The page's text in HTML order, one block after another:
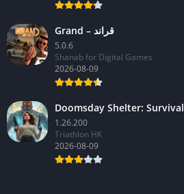
Grand – قراند
5.0.6
Shanab for Digital Games
2026-08-09
Doomsday Shelter: Survival
1.26.200
Triathlon HK
2026-08-09